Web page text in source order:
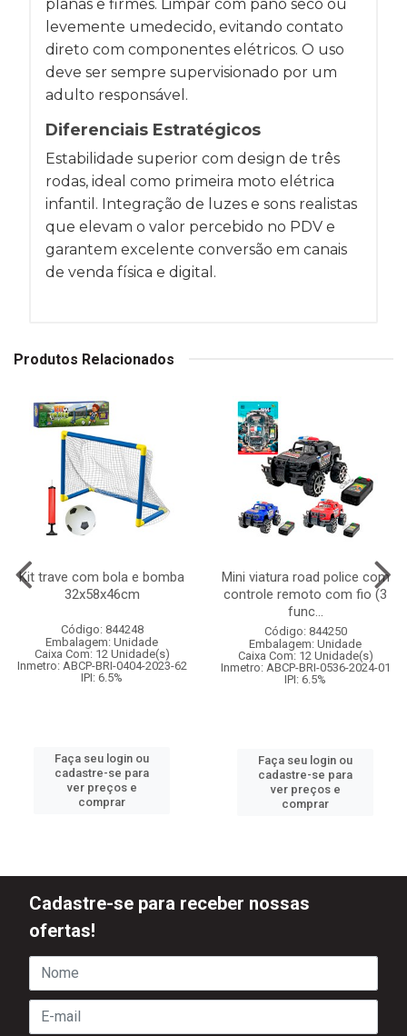
planas e firmes. Limpar com pano seco ou
levemente umedecido, evitando contato
direto com componentes elétricos. O uso
deve ser sempre supervisionado por um
adulto responsável.
Diferenciais Estratégicos
Estabilidade superior com design de três
rodas, ideal como primeira moto elétrica
infantil. Integração de luzes e sons realistas
que elevam o valor percebido no PDV e
garantem excelente conversão em canais
de venda física e digital.
Produtos Relacionados
Kit trave com bola e bomba
32x58x46cm
Código: 844248
Embalagem: Unidade
Caixa Com: 12 Unidade(s)
Inmetro: ABCP-BRI-0404-2023-62
IPI: 6.5%
Faça seu login ou
cadastre-se para
ver preços e
comprar
Mini viatura road police com
controle remoto com fio (3
func...
Código: 844250
Embalagem: Unidade
Caixa Com: 12 Unidade(s)
Inmetro: ABCP-BRI-0536-2024-01
IPI: 6.5%
Faça seu login ou
cadastre-se para
ver preços e
comprar
Cadastre-se para receber nossas
ofertas!